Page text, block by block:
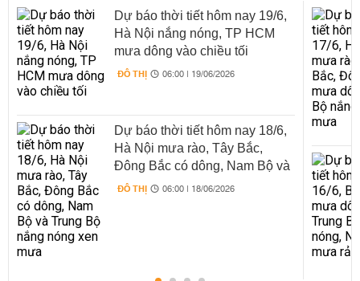
Dự báo thời tiết hôm nay 19/6,
Hà Nội nắng nóng, TP HCM
mưa dông vào chiều tối
ĐÔ THỊ 06:00 | 19/06/2026
Dự báo thời tiết hôm nay 18/6,
Hà Nội mưa rào, Tây Bắc,
Đông Bắc có dông, Nam Bộ và
Trung Bộ nắng nóng xen mưa
ĐÔ THỊ 06:00 | 18/06/2026